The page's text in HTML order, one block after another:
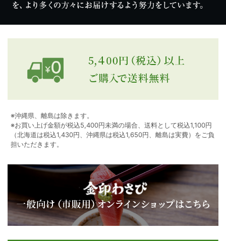
※沖縄県、離島は除きます。
※お買い上げ金額が税込5,400円未満の場合、送料として税込1,100円
（北海道は税込1,430円、沖縄県は税込1,650円、離島は実費）をご負
担いただきます。